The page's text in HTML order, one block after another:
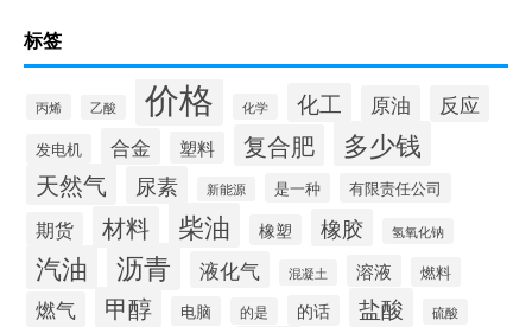
标签
丙烯 乙酸 价格 化学 化工 原油 反应
发电机 合金 塑料 复合肥 多少钱
天然气 尿素 新能源 是一种 有限责任公司
期货 材料 柴油 橡塑 橡胶 氢氧化钠
汽油 沥青 液化气 混凝土 溶液 燃料
燃气 甲醇 电脑 的是 的话 盐酸 硫酸